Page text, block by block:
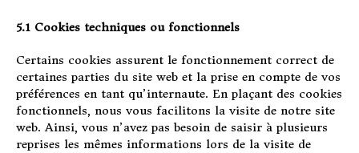
5.1 Cookies techniques ou fonctionnels
Certains cookies assurent le fonctionnement correct de
certaines parties du site web et la prise en compte de vos
préférences en tant qu’internaute. En plaçant des cookies
fonctionnels, nous vous facilitons la visite de notre site
web. Ainsi, vous n’avez pas besoin de saisir à plusieurs
reprises les mêmes informations lors de la visite de